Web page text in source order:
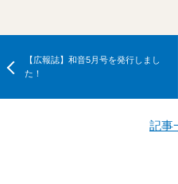
【広報誌】和音5月号を発行しまし
た！
記事